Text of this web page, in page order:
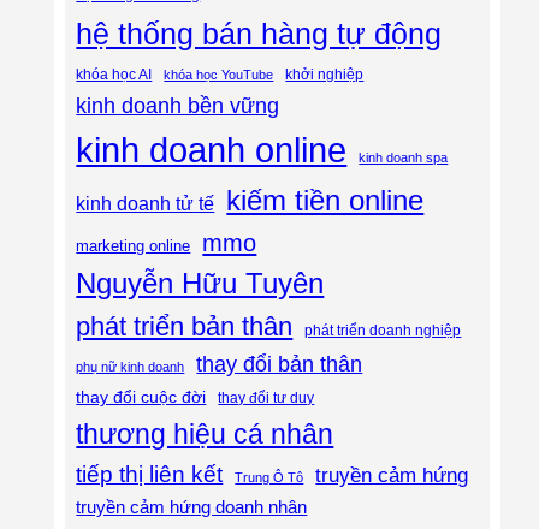
hệ thống bán hàng tự động
khóa học AI khóa học YouTube khởi nghiệp
kinh doanh bền vững
kinh doanh online kinh doanh spa
kinh doanh tử tế kiếm tiền online
marketing online mmo
Nguyễn Hữu Tuyên
phát triển bản thân phát triển doanh nghiệp
phụ nữ kinh doanh thay đổi bản thân
thay đổi cuộc đời thay đổi tư duy
thương hiệu cá nhân
tiếp thị liên kết Trung Ô Tô truyền cảm hứng
truyền cảm hứng doanh nhân